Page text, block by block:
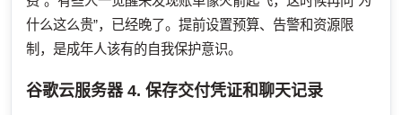
什么这么贵”，已经晚了。提前设置预算、告警和资源限
制，是成年人该有的自我保护意识。
谷歌云服务器4. 保存交付凭证和聊天记录